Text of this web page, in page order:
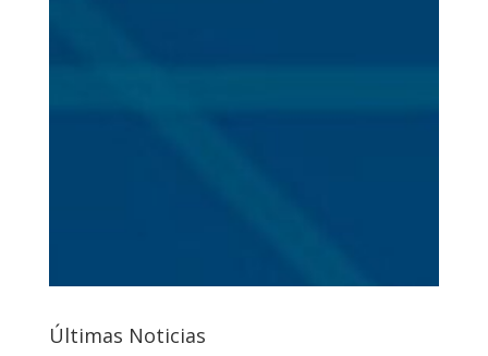
Últimas Noticias